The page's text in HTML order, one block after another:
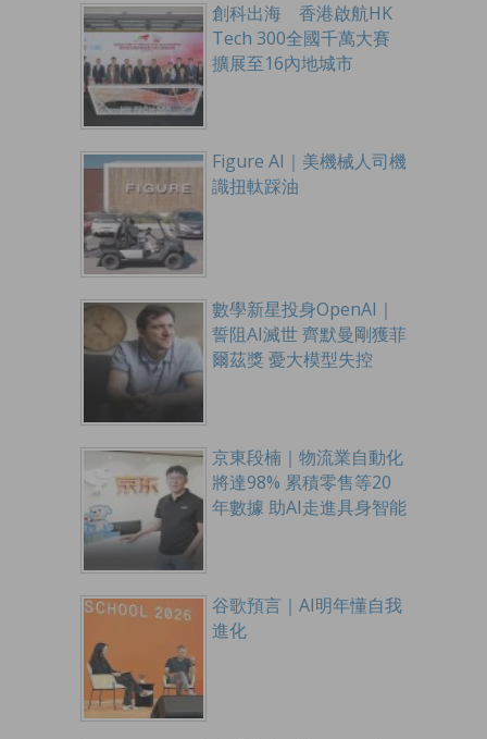
創科出海 香港啟航HK
Tech 300全國千萬大賽
擴展至16內地城市
Figure AI｜美機械人司機
識扭軚踩油
數學新星投身OpenAI｜
誓阻AI滅世 齊默曼剛獲菲
爾茲獎 憂大模型失控
京東段楠｜物流業自動化
將達98% 累積零售等20
年數據 助AI走進具身智能
谷歌預言｜AI明年懂自我
進化